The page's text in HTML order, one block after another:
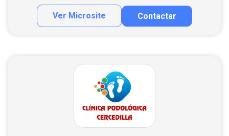
Ver Microsite Contactar
Contactar por correo